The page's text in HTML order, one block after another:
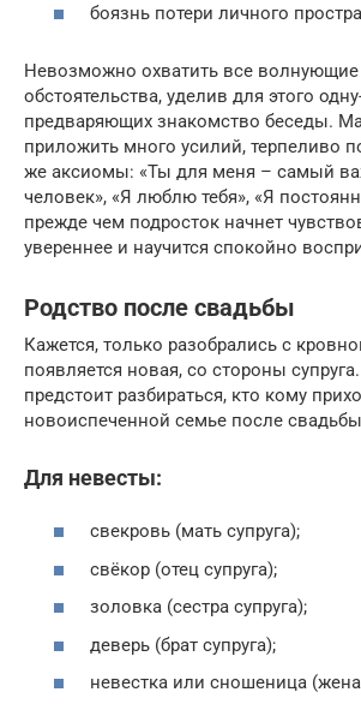
боязнь потери личного
Невозможно охватить все волнующие
обстоятельства, уделив для этого
предваряющих знакомство беседы.
приложить много усилий, терпеливо
же аксиомы: «Ты для меня – самый
человек», «Я люблю тебя», «Я
прежде чем подросток начнет
увереннее и научится спокойно
Родство после свадьбы
Кажется, только разобрались с
появляется новая, со стороны
предстоит разбираться, кто кому
новоиспеченной семье после
Для невесты:
свекровь (мать супруга);
свёкор (отец супруга);
золовка (сестра супруга);
деверь (брат супруга);
невестка или сношеница